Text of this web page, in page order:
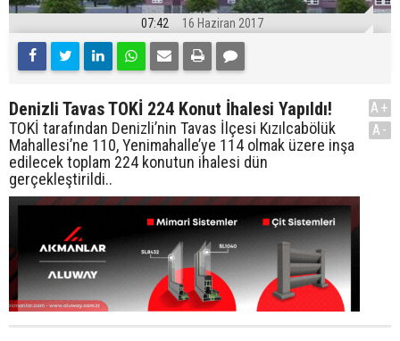
07:42 16 Haziran 2017
Denizli Tavas TOKİ 224 Konut İhalesi Yapıldı!
TOKİ tarafından Denizli’nin Tavas İlçesi Kızılcabölük
Mahallesi’ne 110, Yenimahalle’ye 114 olmak üzere inşa
edilecek toplam 224 konutun ihalesi dün
gerçekleştirildi..
A+
A-